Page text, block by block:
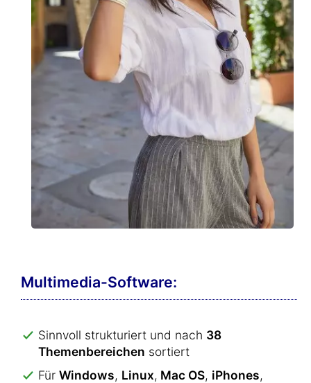
Multimedia-Software:
Sinnvoll strukturiert und nach 38
Themenbereichen sortiert
Für Windows, Linux, Mac OS, iPhones,